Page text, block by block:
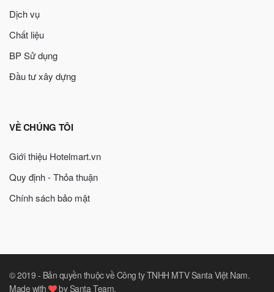
Dịch vụ
Chất liệu
BP Sử dụng
Đầu tư xây dựng
VỀ CHÚNG TÔI
Giới thiệu Hotelmart.vn
Quy định - Thỏa thuận
Chính sách bảo mật
© 2019 - Bản quyền thuộc về Công ty TNHH MTV Santa Việt Nam.
Made with
by Santa Team.